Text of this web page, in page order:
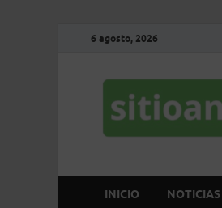
6 agosto, 2026
INICIO NOTICIAS